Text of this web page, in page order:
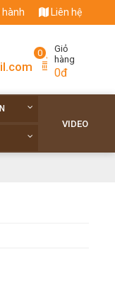
hành Liên hệ
0
Giỏ
hàng
0đ
VIDEO